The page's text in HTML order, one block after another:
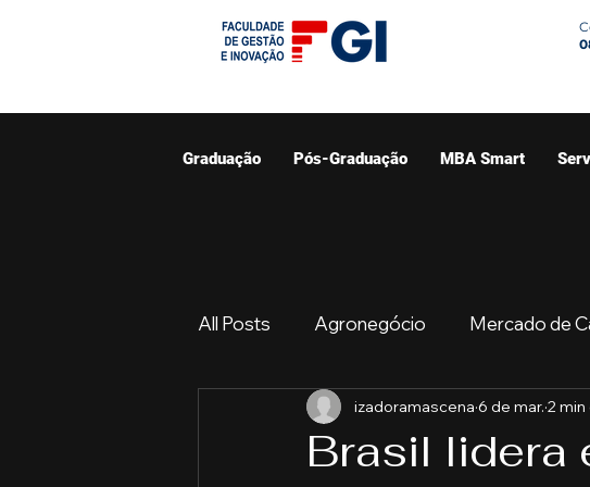
Graduação Pós-Graduação MBA Smart
All Posts Agronegócio Mercado de
Graduação Resumo do Mercado
Brasil lidera
izadoramascena 6 de mar. 2